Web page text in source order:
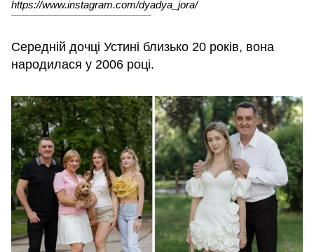
https://www.instagram.com/dyadya_jora/
Середній дочці Устині близько 20 років, вона
народилася у 2006 році.